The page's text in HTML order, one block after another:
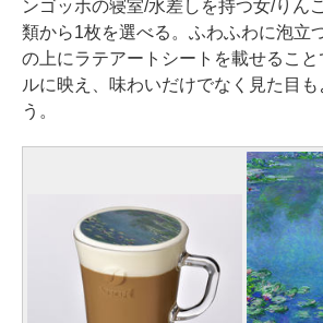
ンゴッホの寝室/水差しを持つ女/りん
類から1枚を選べる。ふわふわに泡立
の上にラテアートシートを載せるこ
ルに映え、味わいだけでなく見た目
う。